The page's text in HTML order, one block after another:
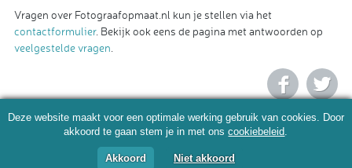
Vragen over Fotograafopmaat.nl kun je stellen via het
contactformulier. Bekijk ook eens de pagina met antwoorden op
veelgestelde vragen
© 2026 Fotograafopmaat.nl | Algemene voorwaarden
Deze website maakt voor een optimale werking gebruik van cookies. Door
akkoord te gaan stem je in met onscookiebeleid.
Akkoord Niet akkoord